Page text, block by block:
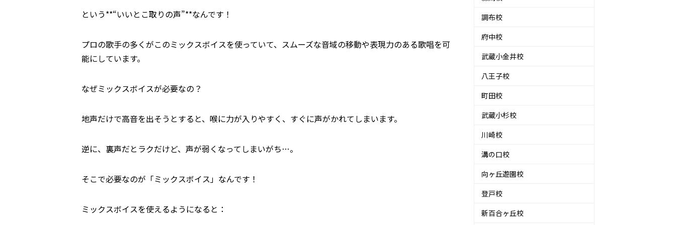
という**“いいとこ取りの声”**なんです！
プロの歌手の多くがこのミックスボイスを使っていて、スムーズな音域の移動や表現力のある歌唱を可
能にしています。
なぜミックスボイスが必要なの？
地声だけで高音を出そうとすると、喉に力が入りやすく、すぐに声がかれてしまいます。
逆に、裏声だとラクだけど、声が弱くなってしまいがち…。
そこで必要なのが「ミックスボイス」なんです！
ミックスボイスを使えるようになると：
調布校
府中校
武蔵小金井校
八王子校
町田校
武蔵小杉校
川崎校
溝の口校
向ヶ丘遊園校
登戸校
新百合ヶ丘校